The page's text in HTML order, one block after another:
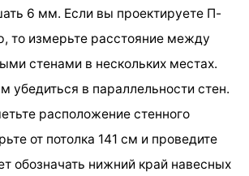
6 мм. Если вы проектируете П-
то измерьте расстояние между
стенами в нескольких местах.
убедиться в параллельности стен.
расположение стенного
от потолка 141 см и проведите
обозначать нижний край навесных